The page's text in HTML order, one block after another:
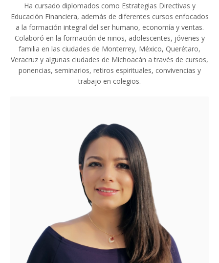
Ha cursado diplomados como Estrategias Directivas y
Educación Financiera, además de diferentes cursos enfocados
a la formación integral del ser humano, economía y ventas.
Colaboró en la formación de niños, adolescentes, jóvenes y
familia en las ciudades de Monterrey, México, Querétaro,
Veracruz y algunas ciudades de Michoacán a través de cursos,
ponencias, seminarios, retiros espirituales, convivencias y
trabajo en colegios.